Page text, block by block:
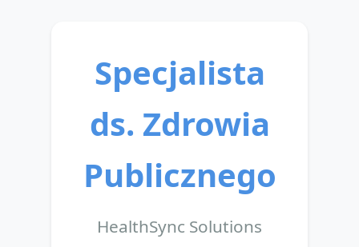
Specjalista
ds. Zdrowia
Publicznego
HealthSync Solutions